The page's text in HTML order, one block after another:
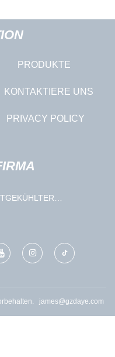
PRODUKTE
KONTAKTIERE UNS
PRIVACY POLICY
james@gzdaye.com